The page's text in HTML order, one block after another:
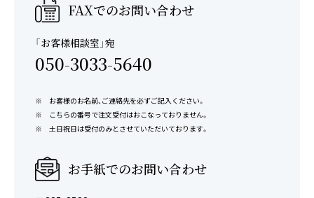
FAXでのお問い合わせ
「お客様相談室」宛
050-3033-5640
お客様のお名前、ご連絡先を必ずご記入ください。
こちらの番号で注文受付はおこなっておりません。
土日祝日は受付のみとさせていただいております。
お手紙でのお問い合わせ